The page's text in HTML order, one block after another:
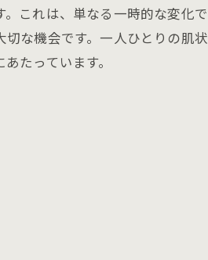
。これは、単なる一時的な変化
切な機会です。一人ひとりの肌
たっています。